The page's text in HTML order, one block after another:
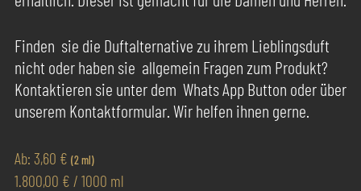
Finden sie die Duftalternative zu ihrem Lieblingsduft
nicht oder haben sie allgemein Fragen zum Produkt?
Kontaktieren sie unter dem Whats App Button oder über
unserem Kontaktformular. Wir helfen ihnen gerne.
Ab: 3,60 € (2 ml)
1.800,00 € / 1000 ml